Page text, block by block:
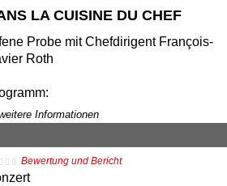
LA CUISINE DU CHEF
Probe mit Chefdirigent François-
Roth
Philippe Rameau: Suite aus der Oper
Indes galantes“
Symphonieorchester
weitere Informationen
Bewertung und Bericht